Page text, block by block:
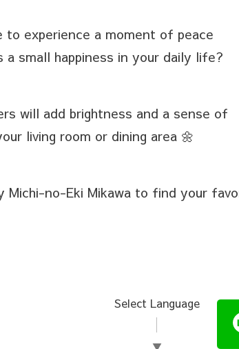
to experience a moment of peace
a small happiness in your daily life?
will add brightness and a sense of
living room or dining area 🌼
Michi-no-Eki Mikawa to find your
Select Language